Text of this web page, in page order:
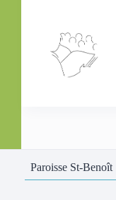
Paroisse St-Benoît